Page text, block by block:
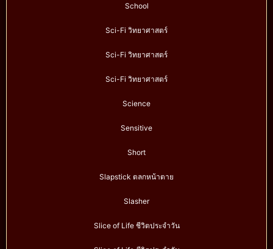
School
Sci-Fi วิทยาศาสตร์
Sci-Fi วิทยาศาสตร์
Sci-Fi วิทยาศาสตร์
Science
Sensitive
Short
Slapstick ตลกหน้าตาย
Slasher
Slice of Life ชีวิตประจำวัน